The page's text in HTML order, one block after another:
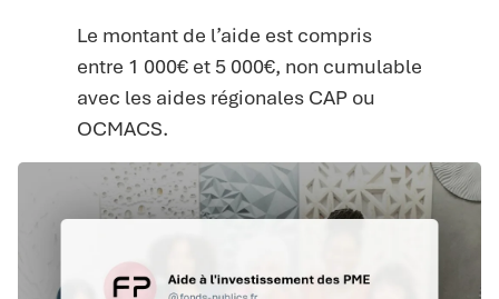
Le montant de l’aide est compris
entre 1 000€ et 5 000€, non cumulable
avec les aides régionales CAP ou
OCMACS.